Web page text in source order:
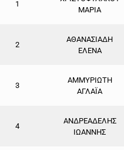
1
ΜΑΡΙΑ
2
ΑΘΑΝΑΣΙΑΔΗ
ΕΛΕΝΑ
3
ΑΜΜΥΡΙΩΤΗ
ΑΓΛΑΪΑ
4
ΑΝΔΡΕΑΔΕΛΗΣ
ΙΩΑΝΝΗΣ